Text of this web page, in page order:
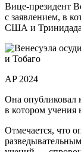
Вице-президент
с заявлением, в
США и Тринидада
AP 2024
Она опубликовал
в котором учения
Отмечается, что